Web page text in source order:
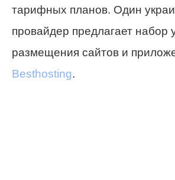
тарифных планов. Один
провайдер предлагает набор
размещения сайтов и
Besthosting.